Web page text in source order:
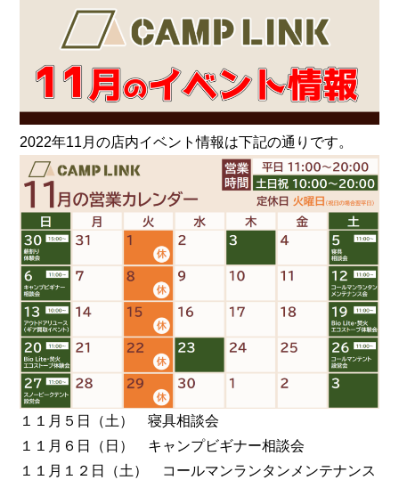
2022年11月の店内イベント情報は下記の通りです。
１１月５日（土） 寝具相談会
１１月６日（日） キャンプビギナー相談会
１１月１２日（土） コールマンランタンメンテナンス